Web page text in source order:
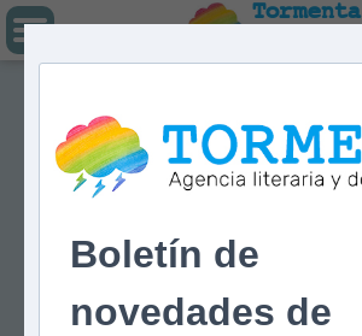
Boletín de
novedades de
Tormenta